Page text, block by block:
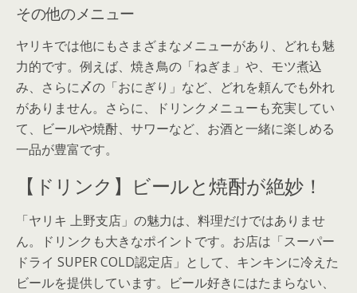
その他のメニュー
ヤリキでは他にもさまざまなメニューがあり、どれも魅
力的です。例えば、焼き鳥の「ねぎま」や、モツ煮込
み、さらに〆の「おにぎり」など、どれを頼んでも外れ
がありません。さらに、ドリンクメニューも充実してい
て、ビールや焼酎、サワーなど、お酒と一緒に楽しめる
一品が豊富です。
【ドリンク】ビールと焼酎が絶妙！
「ヤリキ 上野支店」の魅力は、料理だけではありませ
ん。ドリンクも大きなポイントです。お店は「スーパー
ドライ SUPER COLD認定店」として、キンキンに冷えた
ビールを提供しています。ビール好きにはたまらない、